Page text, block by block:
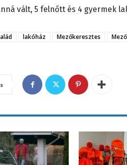
vált, 5 felnőtt és 4 gyermek
lakóház Mezőkeresztes